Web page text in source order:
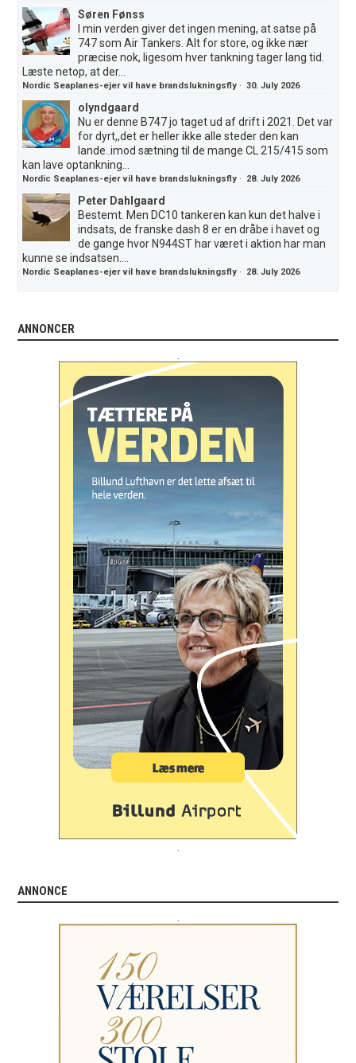
Søren Fønss
I min verden giver det ingen mening, at satse på
747 som Air Tankers. Alt for store, og ikke nær
præcise nok, ligesom hver tankning tager lang tid.
Læste netop, at der...
Nordic Seaplanes-ejer vil have brandslukningsfly ·30. July 2026
olyndgaard
Nu er denne B747 jo taget ud af drift i 2021. Det var
for dyrt,,det er heller ikke alle steder den kan
lande..imod sætning til de mange CL 215/415 som
kan lave optankning...
Nordic Seaplanes-ejer vil have brandslukningsfly · 28. July 2026
Peter Dahlgaard
Bestemt. Men DC10 tankeren kan kun det halve i
indsats, de franske dash 8 er en dråbe i havet og
de gange hvor N944ST har været i aktion har man
kunne se indsatsen....
Nordic Seaplanes-ejer vil have brandslukningsfly · 28. July 2026
ANNONCER
ANNONCE